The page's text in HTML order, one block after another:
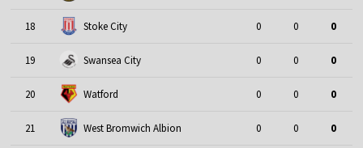
18 Stoke City 0 0 0
19 Swansea City 0 0 0
20 Watford 0 0 0
21 West Bromwich Albion 0 0 0